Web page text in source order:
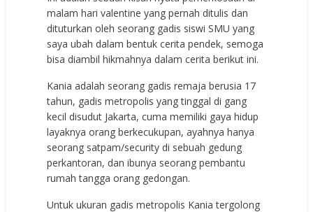
malam hari valentine yang pernah ditulis dan
dituturkan oleh seorang gadis siswi SMU yang
saya ubah dalam bentuk cerita pendek, semoga
bisa diambil hikmahnya dalam cerita berikut ini.
Kania adalah seorang gadis remaja berusia 17
tahun, gadis metropolis yang tinggal di gang
kecil disudut Jakarta, cuma memiliki gaya hidup
layaknya orang berkecukupan, ayahnya hanya
seorang satpam/security di sebuah gedung
perkantoran, dan ibunya seorang pembantu
rumah tangga orang gedongan.
Untuk ukuran gadis metropolis Kania tergolong